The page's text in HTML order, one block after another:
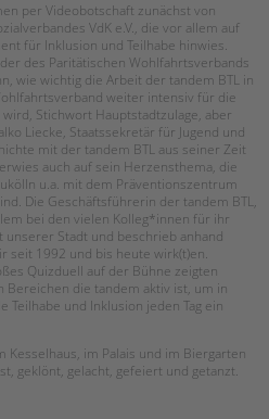
per Videobotschaft zunächst von
VdK e.V., die vor allem auf
für Inklusion und Teilhabe hinwies.
des Paritätischen Wohlfahrtsverbands
wie wichtig die Arbeit der tandem BTL in
weiter intensiv für die
Stichwort Hauptstadtzulage, aber
Liecke, Staatssekretär für Jugend und
mit der tandem BTL aus seiner Zeit
auch auf sein Herzensthema, die
u.a. mit dem Präventionszentrum
Die Geschäftsführerin der tandem BTL,
bei den vielen Kolleg*innen für ihr
Stadt und beschrieb anhand
seit 1992 und bis heute wirk(t)en.
Quizduell auf der Bühne zeigten
die tandem aktiv ist, um in
Teilhabe und Inklusion jeden Tag ein
im Palais und im Biergarten
geklönt, gelacht, gefeiert und getanzt.